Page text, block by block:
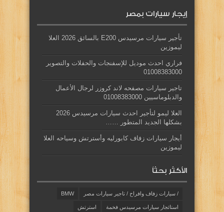
إيجار سيارات بمصر
تأجير سيارات مرسيدس E200 بالسائق 2026 العلا
ليموزين
فراري احدث موديل للإسفنجات والحفلات والتصوير
01008383000
تاجير سيارات مصفحه لاند كروزر لرجال الأعمال
والدبلوماسيين 01008383000
العلا ليمو لتأجير احدث سيارات مرسيدس 2026
بشكلها الجديد المتطور ……
أيجار سيارات زفاف كابورليه وأسترتش وسياحه العلا
ليموزين
الأكثر بحثاً
/ سيارات زفاف وافراح / تاجير سيارات مصر BMW
استائجار سيارات مرسيدس فخمة استرتش